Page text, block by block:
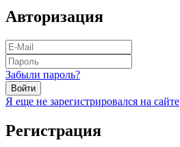
Авторизация
Забыли пароль?
Войти
Я еще не зарегистрировался на сайте
Регистрация